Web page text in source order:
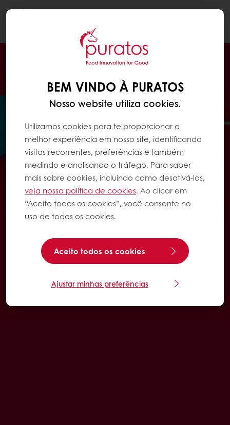
BEM VINDO À PURATOS
Nosso website utiliza cookies.
Utilizamos cookies para te proporcionar a
melhor experiência em nosso site, identificando
visitas recorrentes, preferências e também
medindo e analisando o tráfego. Para saber
mais sobre cookies, incluindo como desativá-los,
veja nossa política de cookies. Ao clicar em
“Aceito todos os cookies”, você consente no
uso de todos os cookies.
Aceito todos os cookies
Ajustar minhas preferências